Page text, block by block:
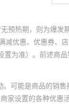
预热期，则为爆
优惠、优惠券
为准）。前述
可能是商品的销
家设置的各种优惠